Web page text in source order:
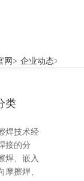
网> 企业动态>
类
焊技术经
接的分
焊、嵌入
擦焊、